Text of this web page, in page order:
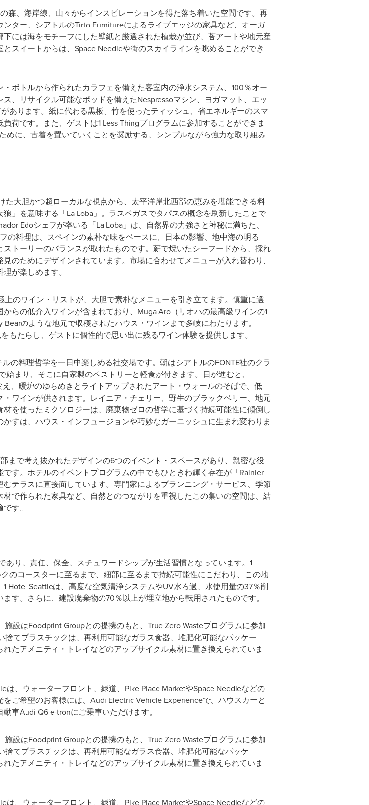
森、海岸線、山々からインスピレーションを得た落ち着いた空間です。再
ター、シアトルのTirto Furnitureによるライブエッジの家具など、オーガ
には海をモチーフにした壁紙と厳選された植栽が並び、苔アートや地元産
スイートからは、Space Needleや街のスカイラインを眺めることができ
ボトルから作られたカラフェを備えた客室内の浄水システム、100％オー
、リサイクル可能なポッドを備えたNespressoマシン、ヨガマット、エッ
あります。紙に代わる黒板、竹を使ったティッシュ、省エネルギーのスマ
荷です。また、ゲストは1 Less Thingプログラムに参加することができま
めに、古着を置いていくことを奨励する、シンプルながら強力な取り組み
た大胆かつ超ローカルな視点から、太平洋岸北西部の恵みを堪能できる料
」を意味する「La Loba」。ラスベガスでタパスの概念を刷新したことで
Edoシェフが率いる「La Loba」は、自然界の力強さと神秘に満ちた、
の料理は、スペインの素朴な味をベースに、日本の影響、地中海の明る
トーリーのバランスが取れたものです。薪で焼いたシーフードから、採れ
のためにデザインされています。市場に合わせてメニューが入れ替わり、
が楽しめます。
のワイン・リストが、大胆で素朴なメニューを引き立てます。慎重に選
らの低介入ワインが含まれており、Muga Aro（リオハの最高級ワインの1
のような地元で収穫されたハウス・ワインまで多岐にわたります。
もたらし、ゲストに個性的で思い出に残るワイン体験を提供します。
の料理哲学を一日中楽しめる社交場です。朝はシアトルのFONTE社のクラ
まり、そこに自家製のペストリーと軽食が付きます。日が進むと、
、暖炉のゆらめきとライトアップされたアート・ウォールのそばで、低
ワインが供されます。レイニア・チェリー、野生のブラックベリー、地元
を使ったミクソロジーは、廃棄物ゼロの哲学に基づく持続可能性に傾倒し
すは、ハウス・インフュージョンや巧妙なガーニッシュに生まれ変わりま
まで考え抜かれたデザインの6つのイベント・スペースがあり、親密な役
す。ホテルのイベントプログラムの中でもひときわ輝く存在が「Rainier
テラスに直接面しています。専門家によるプランニング・サービス、季節
で作られた家具など、自然とのつながりを重視したこの集いの空間は、結
す。
あり、責任、保全、スチュワードシップが生活習慣となっています。1
のコースターに至るまで、細部に至るまで持続可能性にこだわり、この地
Hotel Seattleは、高度な空気清浄システムやUV水ろ過、水使用量の37％削
す。さらに、建設廃棄物の70％以上が埋立地から転用されたものです。
設はFoodprint Groupとの提携のもと、True Zero Wasteプログラムに参加
てプラスチックは、再利用可能なガラス食器、堆肥化可能なパッケー
たアメニティ・トレイなどのアップサイクル素材に置き換えられていま
は、ウォーターフロント、緑道、Pike Place MarketやSpace Needleなどの
ご希望のお客様には、Audi Electric Vehicle Experienceで、ハウスカーと
車Audi Q6 e-tronにご乗車いただけます。
設はFoodprint Groupとの提携のもと、True Zero Wasteプログラムに参加
てプラスチックは、再利用可能なガラス食器、堆肥化可能なパッケー
たアメニティ・トレイなどのアップサイクル素材に置き換えられていま
は、ウォーターフロント、緑道、Pike Place MarketやSpace Needleなどの